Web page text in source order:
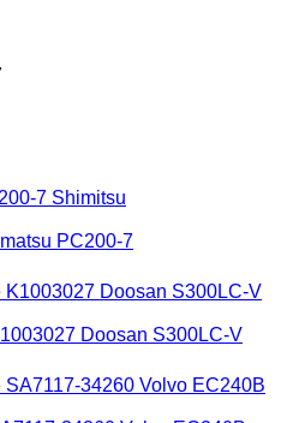
PC200-7
Doosan S300LC-V